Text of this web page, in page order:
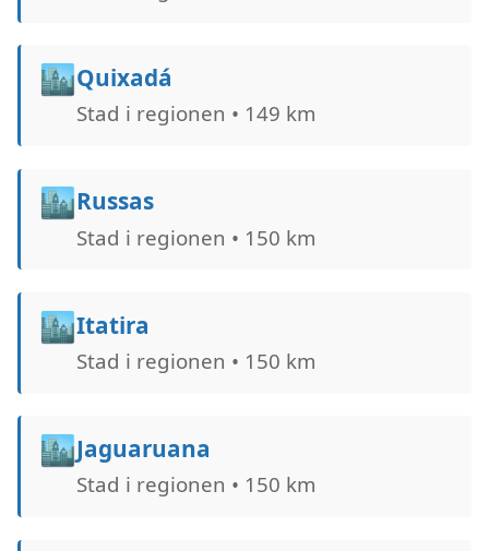
🏙️Quixadá
Stad i regionen • 149 km
🏙️Russas
Stad i regionen • 150 km
🏙️Itatira
Stad i regionen • 150 km
🏙️Jaguaruana
Stad i regionen • 150 km